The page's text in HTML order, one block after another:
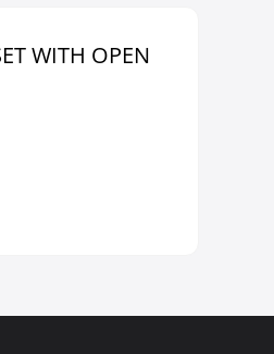
WITH OPEN